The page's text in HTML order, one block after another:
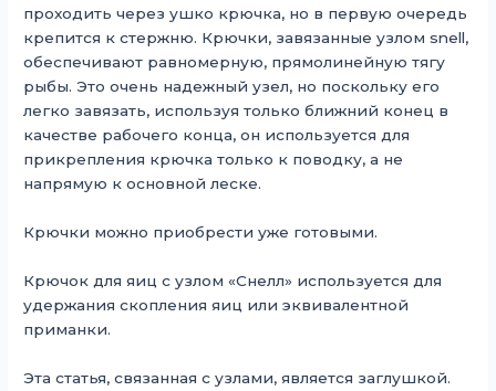
проходить через ушко крючка, но в первую очередь
крепится к стержню. Крючки, завязанные узлом snell,
обеспечивают равномерную, прямолинейную тягу
рыбы. Это очень надежный узел, но поскольку его
легко завязать, используя только ближний конец в
качестве рабочего конца, он используется для
прикрепления крючка только к поводку, а не
напрямую к основной леске.
Крючки можно приобрести уже готовыми.
Крючок для яиц с узлом «Снелл» используется для
удержания скопления яиц или эквивалентной
приманки.
Эта статья, связанная с узлами, является заглушкой.